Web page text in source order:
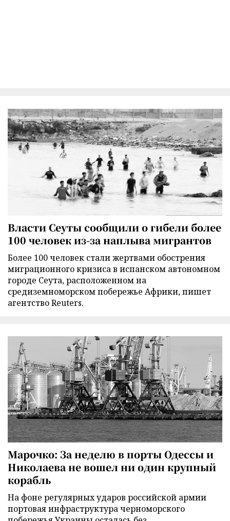
Власти Сеуты сообщили о гибели более
100 человек из-за наплыва мигрантов
Более 100 человек стали жертвами обострения
миграционного кризиса в испанском автономном
городе Сеута, расположенном на
средиземноморском побережье Африки, пишет
агентство Reuters.
Марочко: За неделю в порты Одессы и
Николаева не вошел ни один крупный
корабль
На фоне регулярных ударов российской армии
портовая инфраструктура черноморского